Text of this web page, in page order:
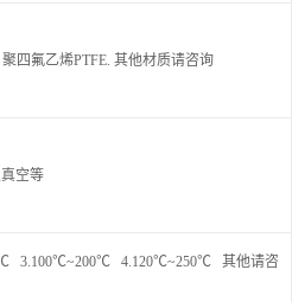
四氟乙烯PTFE. 其他材质请咨询
空等
3.100℃~200℃ 4.120℃~250℃ 其他请咨